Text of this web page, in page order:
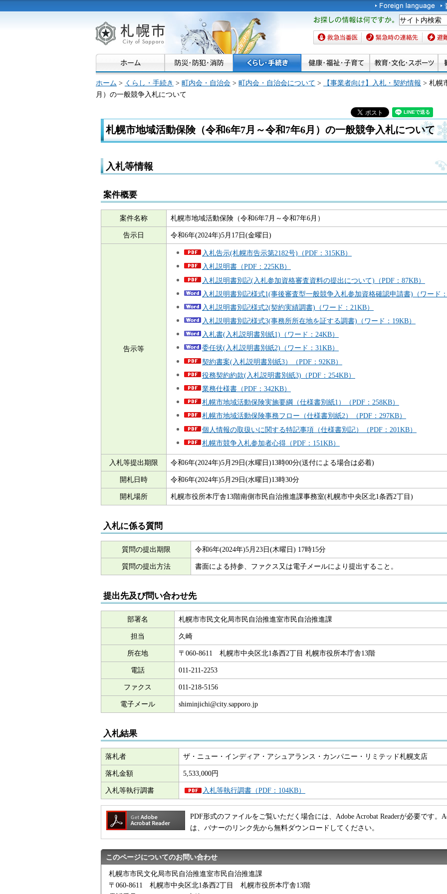
札幌市
お探しの情報は何です
か。
救急当番医 緊急時の連絡先 避難場
ホーム > くらし・手続き > 町内会・自治会 > 町内会・自治会について > 【事業者向け】入札・契約情報 > 札幌
月）の一般競争入札について
札幌市地域活動保険（令和6年7月～令和7年6月）の一般競争入札について
入札等情報
案件概要
案件名称 札幌市地域活動保険（令和6年7月～令和7年6月）
告示日 令和6年(2024年)5月17日(金曜日)
告示等
入札告示(札幌市告示第2182号)（PDF：315KB）
入札説明書（PDF：225KB）
入札説明書別記(入札参加資格審査資料の提出について)（PDF：87KB）
入札説明書別記様式1(事後審査型一般競争入札参加資格確認申請書)（ワード
入札説明書別記様式2(契約実績調書)（ワード：21KB）
入札説明書別記様式3(事務所所在地を証する調書)（ワード：19KB）
入札書(入札説明書別紙1)（ワード：24KB）
委任状(入札説明書別紙2)（ワード：31KB）
契約書案(入札説明書別紙3）（PDF：92KB）
役務契約約款(入札説明書別紙3)（PDF：254KB）
業務仕様書（PDF：342KB）
札幌市地域活動保険実施要綱（仕様書別紙1）（PDF：258KB）
札幌市地域活動保険事務フロー（仕様書別紙2）（PDF：297KB）
個人情報の取扱いに関する特記事項（仕様書別記）（PDF：201KB）
札幌市競争入札参加者心得（PDF：151KB）
入札等提出期限 令和6年(2024年)5月29日(水曜日)13時00分(送付による場合は必着)
開札日時 令和6年(2024年)5月29日(水曜日)13時30分
開札場所 札幌市役所本庁舎13階南側市民自治推進課事務室(札幌市中央区北1条西2丁目)
入札に係る質問
質問の提出期限 令和6年(2024年)5月23日(木曜日) 17時15分
質問の提出方法 書面による持参、ファクス又は電子メールにより提出すること。
提出先及び問い合わせ先
部署名 札幌市市民文化局市民自治推進室市民自治推進課
担当 久崎
所在地 〒060-8611 札幌市中央区北1条西2丁目 札幌市役所本庁舎13階
電話 011-211-2253
ファクス 011-218-5156
電子メール shiminjichi@city.sapporo.jp
入札結果
落札者 ザ・ニュー・インディア・アシュアランス・カンパニー・リミテッド札幌支店
落札金額 5,533,000円
入札等執行調書 入札等執行調書（PDF：104KB）
PDF形式のファイルをご覧いただく場合には、Adobe Acrobat Readerが必要です。
は、バナーのリンク先から無料ダウンロードしてください。
このページについてのお問い合わせ
札幌市市民文化局市民自治推進室市民自治推進課
〒060-8611 札幌市中央区北1条西2丁目 札幌市役所本庁舎13階